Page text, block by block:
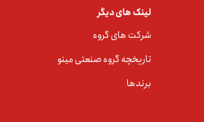
لینک های دیگر
شرکت های گروه
تاریخچه گروه صنعتی مینو
برندها